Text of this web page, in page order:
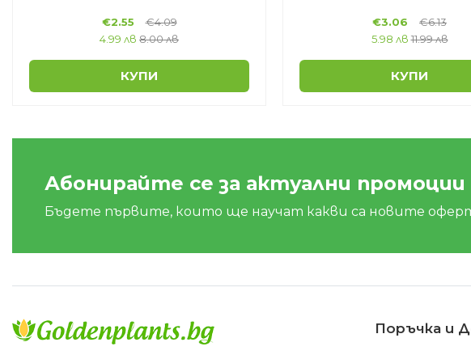
€2.55 €4.09
4.99 лв 8.00 лв
КУПИ
€3.06 €6.13
5.98 лв 11.99 лв
КУПИ
Абонирайте се за актуални промоции
Бъдете първите, които ще научат какви са новите
Поръчка и